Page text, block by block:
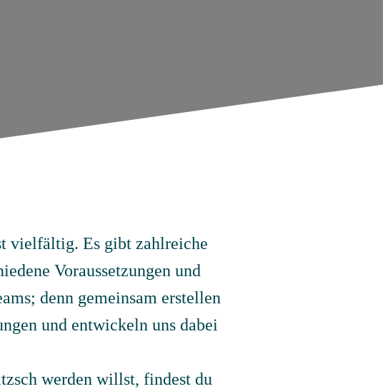
vielfältig. Es gibt zahlreiche
Voraussetzungen und
denn gemeinsam erstellen
und entwickeln uns dabei
werden willst, findest du